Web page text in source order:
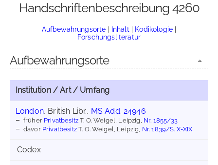
Handschriftenbeschreibung 4260
Aufbewahrungsorte | Inhalt | Kodikologie |
Forschungsliteratur
Aufbewahrungsorte
Institution / Art / Umfang
London, British Libr., MS Add. 24946
früher PrivatbesitzT. O. Weigel, Leipzig, Nr. 1855/33
davor PrivatbesitzT. O. Weigel, Leipzig, Nr. 1839/S. X-XIX
Codex